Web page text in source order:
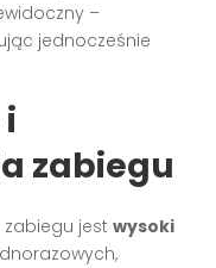
–
jednocześnie
zabiegu
zabiegu jestwysoki